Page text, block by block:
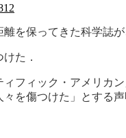
を保ってきた科学誌
た．
フィック・アメリカ
を傷つけた」とする